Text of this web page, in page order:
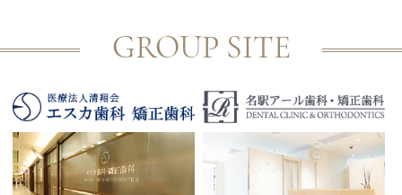
GROUP SITE